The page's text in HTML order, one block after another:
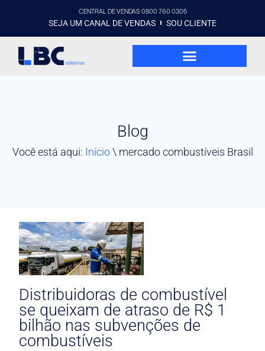
CENTRAL DE VENDAS 0800 760 0305
SEJA UM CANAL DE VENDAS SOU CLIENTE
Blog
Você está aqui: Início\ mercado combustíveis Brasil
Distribuidoras de combustível
se queixam de atraso de R$ 1
bilhão nas subvenções de
combustíveis